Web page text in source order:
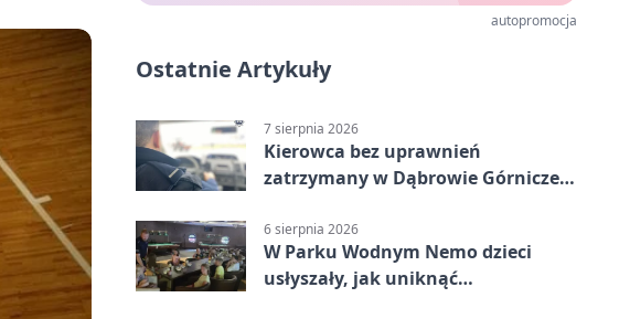
autopromocja
Ostatnie Artykuły
7 sierpnia 2026
Kierowca bez uprawnień
zatrzymany w Dąbrowie Górniczej.
6 sierpnia 2026
W Parku Wodnym Nemo dzieci
usłyszały, jak uniknąć